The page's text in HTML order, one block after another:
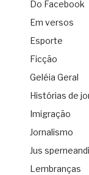
Do Facebook
Em versos
Esporte
Ficção
Geléia Geral
Histórias de
Imigração
Jornalismo
Jus sperneandi
Lembranças